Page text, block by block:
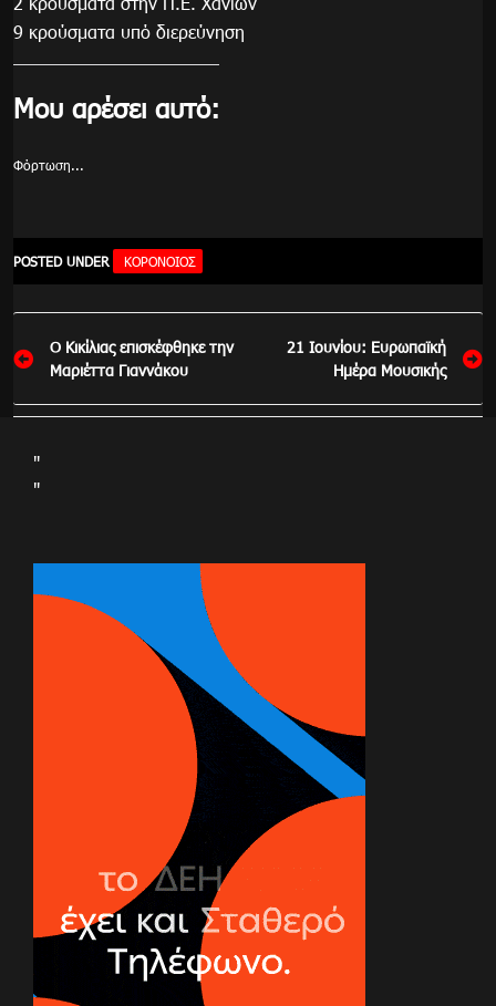
9 κρούσματα υπό διερεύνηση
Μου αρέσει αυτό:
Φόρτωση...
POSTED UNDER ΚΟΡΟΝΟΙΟΣ
Πλοήγηση
άρθρων
Ο Κικίλιας επισκέφθηκε την
Μαριέττα Γιαννάκου
21 Ιουνίου: Ευρωπαϊκή
Ημέρα Μουσικής
"
"